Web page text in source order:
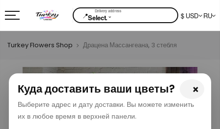
📍Select.⌄ $ USD RU
×
Куда доставить ваши цветы?
Выберите адрес и дату доставки. Вы можете изменить
их в любое время в верхней панели.
Turkey Flowers Shop Драцена Массангеана, 3 стебля